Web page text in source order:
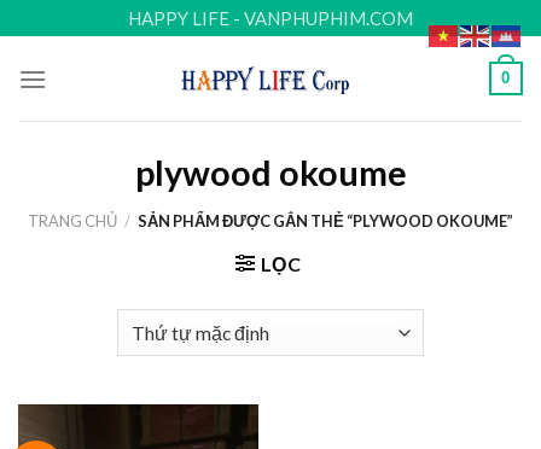
to
content
HAPPY LIFE - VANPHUPHIM.COM
0
plywood okoume
TRANG CHỦ / SẢN PHẨM ĐƯỢC GẮN THẺ “PLYWOOD OKOUME”
LỌC